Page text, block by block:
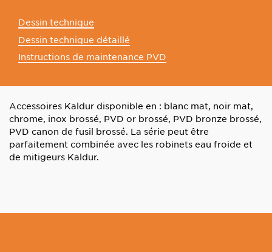
Dessin technique
Dessin technique détaillé
Instructions de maintenance PVD
Accessoires Kaldur disponible en : blanc mat, noir mat,
chrome, inox brossé, PVD or brossé, PVD bronze brossé,
PVD canon de fusil brossé. La série peut être
parfaitement combinée avec les robinets eau froide et
de mitigeurs Kaldur.